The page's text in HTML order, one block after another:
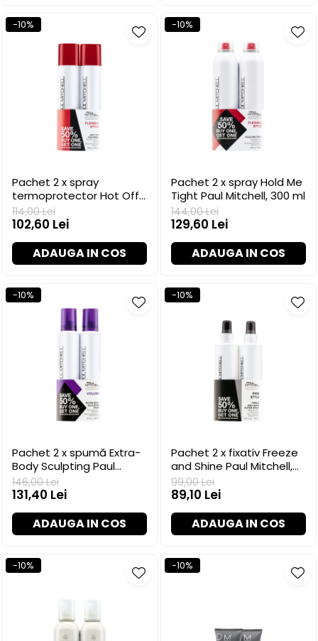
-10%
Pachet 2 x spray
termoprotector Hot Off
The Press Paul Mitchell,
200 ml
114,00 Lei
102,60 Lei
ADAUGA IN COS
-10%
Pachet 2 x spray Hold Me
Tight Paul Mitchell, 300 ml
144,00 Lei
129,60 Lei
ADAUGA IN COS
-10%
Pachet 2 x spumă Extra-
Body Sculpting Paul
Mitchell, 200 ml
146,00 Lei
131,40 Lei
ADAUGA IN COS
-10%
Pachet 2 x fixativ Freeze
and Shine Paul Mitchell,
250 ml
99,00 Lei
89,10 Lei
ADAUGA IN COS
-10% -10%